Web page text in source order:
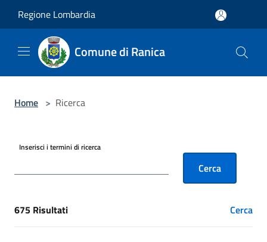
Regione Lombardia
Comune di Ranica
Home > Ricerca
Inserisci i termini di ricerca
Cerca
[results] Risultati
675 Risultati Cerca